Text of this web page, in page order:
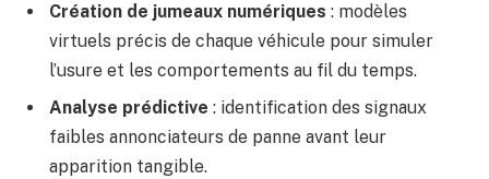
Création de jumeaux numériques : modèles
virtuels précis de chaque véhicule pour simuler
l’usure et les comportements au fil du temps.
Analyse prédictive : identification des signaux
faibles annonciateurs de panne avant leur
apparition tangible.